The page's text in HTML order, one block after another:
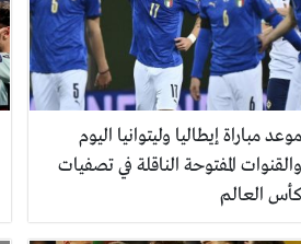
موعد مباراة إيطاليا وليتوانيا اليوم
والقنوات المفتوحة الناقلة في تصفيات
كأس العالم